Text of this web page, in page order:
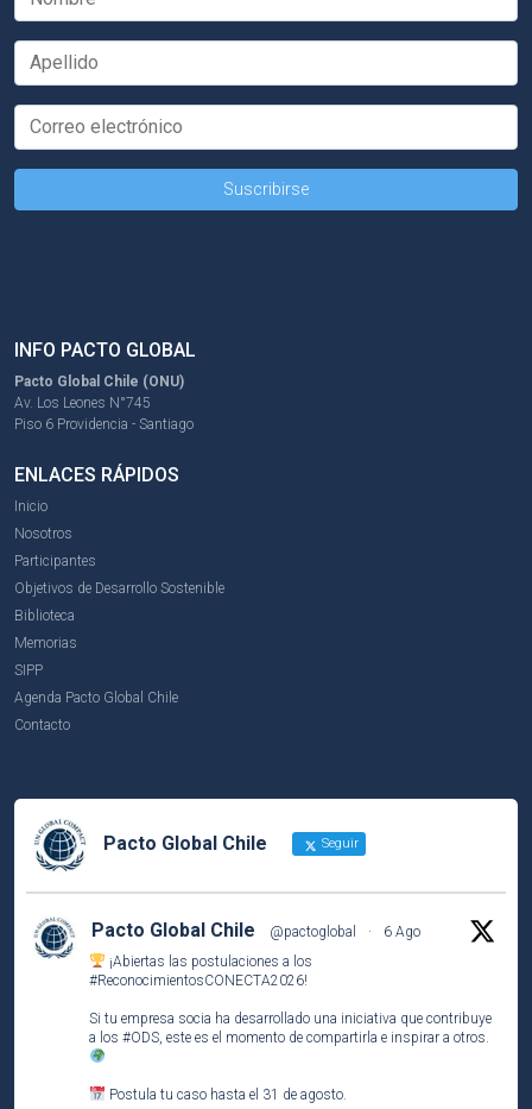
INFO PACTO GLOBAL
Pacto Global Chile (ONU)
Av. Los Leones N°745
Piso 6 Providencia - Santiago
ENLACES RÁPIDOS
Inicio
Nosotros
Participantes
Objetivos de Desarrollo Sostenible
Biblioteca
Memorias
SIPP
Agenda Pacto Global Chile
Contacto
Pacto Global Chile Seguir
Pacto Global Chile @pactoglobal ·
6 Ago
¡Abiertas las postulaciones a los
#ReconocimientosCONECTA2026!
Si tu empresa socia ha desarrollado una iniciativa que contribuye
a los #ODS , este es el momento de compartirla e inspirar a otros.
Postula tu caso hasta el 31 de agosto.